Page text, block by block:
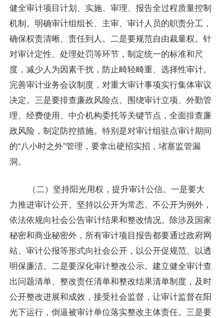
健全审计项目计划、实施、审理、报告全过程质量控制
机制。明确审计组组长、主审、审计人员的职责分工，
确保权责清晰、责任到人。二是要规范自由裁量权。针
对审计定性、处理处罚等环节，制定统一的标准和尺
度，减少人为因素干扰，防止畸轻畸重、选择性审计。
完善审计业务会议制度，对重大审计事项实行集体审议
决定。三是要排查廉政风险点。围绕审计立项、外勤管
理、经费使用、中介机构委托等关键节点，全面排查廉
政风险，制定防控措施。特别是对审计组驻点审计期间
的“八小时之外”管理，要拿出硬招实招，堵塞监管漏
洞。
（二）坚持阳光用权，提升审计公信。一是要大
力推进审计公开。坚持以公开为常态、不公开为例外，
依法依规向社会公告审计结果和整改情况。除涉及国家
秘密和商业秘密外，所有审计项目报告都要通过政府网
站、审计公报等形式向社会公开，以公开促规范、以透
明保廉洁。二是要深化审计整改公示。建立健全审计查
出问题清单、整改责任清单和整改结果清单制度，及时
公开整改进展和成效，接受社会监督，让审计监督在阳
光下运行，倒逼被审计单位落实整改主体责任。三是要